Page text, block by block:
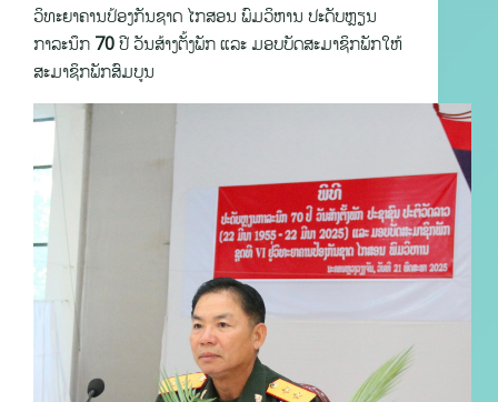
ວິທະຍາຄານປ້ອງກັນຊາດ ໄກສອນ ພົມວິຫານ ປະດັບຫຼຽນ
ກາລະນຶກ 70 ປີ ວັນສ້າງຕັ້ງພັກ ແລະ ມອບບັດສະມາຊິກພັກໃຫ້
ສະມາຊິກພັກສົມບູນ